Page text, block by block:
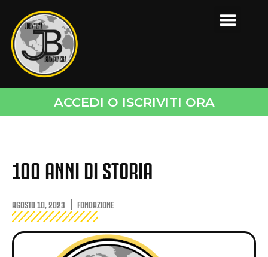
ACCEDI O ISCRIVITI ORA
100 ANNI DI STORIA
AGOSTO 10, 2023 FONDAZIONE